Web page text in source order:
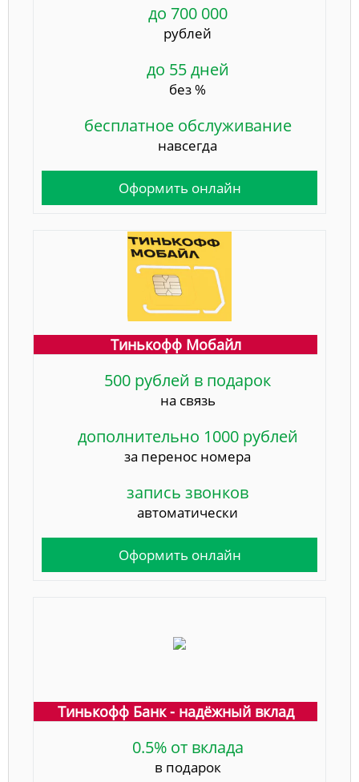
до 700 000
рублей
до 55 дней
без %
бесплатное обслуживание
навсегда
Оформить онлайн
Тинькофф Мобайл
500 рублей в подарок
на связь
дополнительно 1000 рублей
за перенос номера
запись звонков
автоматически
Оформить онлайн
Тинькофф Банк - надёжный вклад
0.5% от вклада
в подарок